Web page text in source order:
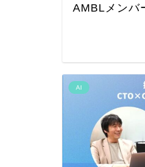
AMBLメンバ
AI